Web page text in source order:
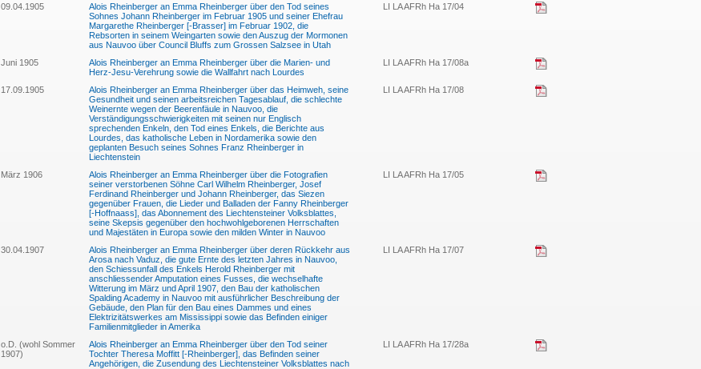
09.04.1905
Alois Rheinberger an Emma Rheinberger über den Tod seines
Sohnes Johann Rheinberger im Februar 1905 und seiner Ehefrau
Margarethe Rheinberger [-Brasser] im Februar 1902, die
Rebsorten in seinem Weingarten sowie den Auszug der Mormonen
aus Nauvoo über Council Bluffs zum Grossen Salzsee in Utah
LI LA AFRh Ha 17/04
Juni 1905
Alois Rheinberger an Emma Rheinberger über die Marien- und
Herz-Jesu-Verehrung sowie die Wallfahrt nach Lourdes
LI LA AFRh Ha 17/08a
17.09.1905
Alois Rheinberger an Emma Rheinberger über das Heimweh, seine
Gesundheit und seinen arbeitsreichen Tagesablauf, die schlechte
Weinernte wegen der Beerenfäule in Nauvoo, die
Verständigungsschwierigkeiten mit seinen nur Englisch
sprechenden Enkeln, den Tod eines Enkels, die Berichte aus
Lourdes, das katholische Leben in Nordamerika sowie den
geplanten Besuch seines Sohnes Franz Rheinberger in
Liechtenstein
LI LA AFRh Ha 17/08
März 1906
Alois Rheinberger an Emma Rheinberger über die Fotografien
seiner verstorbenen Söhne Carl Wilhelm Rheinberger, Josef
Ferdinand Rheinberger und Johann Rheinberger, das Siezen
gegenüber Frauen, die Lieder und Balladen der Fanny Rheinberger
[-Hoffnaass], das Abonnement des Liechtensteiner Volksblattes,
seine Skepsis gegenüber den hochwohlgeborenen Herrschaften
und Majestäten in Europa sowie den milden Winter in Nauvoo
LI LA AFRh Ha 17/05
30.04.1907
Alois Rheinberger an Emma Rheinberger über deren Rückkehr aus
Arosa nach Vaduz, die gute Ernte des letzten Jahres in Nauvoo,
den Schiessunfall des Enkels Herold Rheinberger mit
anschliessender Amputation eines Fusses, die wechselhafte
Witterung im März und April 1907, den Bau der katholischen
Spalding Academy in Nauvoo mit ausführlicher Beschreibung der
Gebäude, den Plan für den Bau eines Dammes und eines
Elektrizitätswerkes am Mississippi sowie das Befinden einiger
Familienmitglieder in Amerika
LI LA AFRh Ha 17/07
o.D. (wohl Sommer
1907)
Alois Rheinberger an Emma Rheinberger über den Tod seiner
Tochter Theresa Moffitt [-Rheinberger], das Befinden seiner
Angehörigen, die Zusendung des Liechtensteiner Volksblattes nach
LI LA AFRh Ha 17/28a